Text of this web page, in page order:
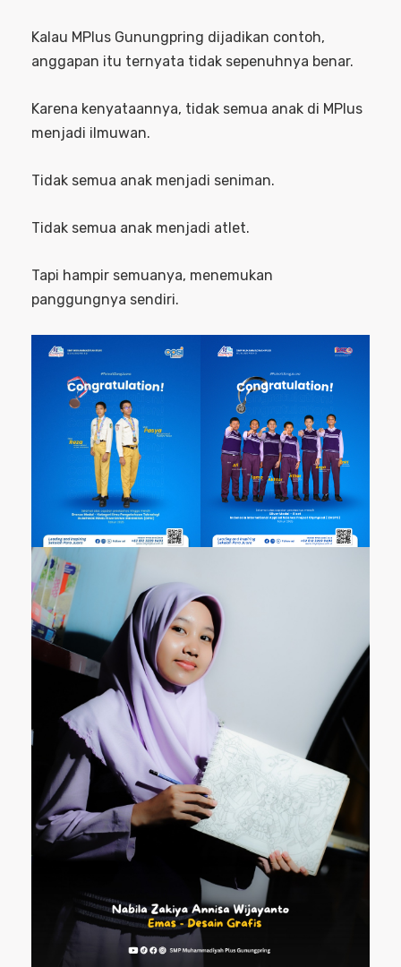
Kalau MPlus Gunungpring dijadikan contoh,
anggapan itu ternyata tidak sepenuhnya benar.
Karena kenyataannya, tidak semua anak di MPlus
menjadi ilmuwan.
Tidak semua anak menjadi seniman.
Tidak semua anak menjadi atlet.
Tapi hampir semuanya, menemukan
panggungnya sendiri.